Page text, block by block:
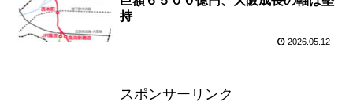
持
2026.05.12
スポンサーリンク